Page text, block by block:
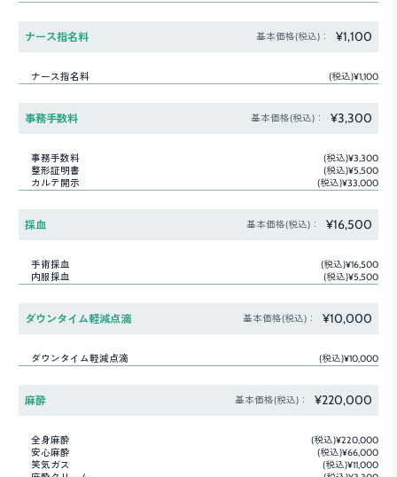
ナース指名料 基本価格(税込)： ¥1,100
ナース指名料 (税込)¥1,100
事務手数料 基本価格(税込)： ¥3,300
事務手数料
(税込)¥3,300
整形証明書
(税込)¥5,500
カルテ開示
(税込)¥33,000
採血 基本価格(税込)： ¥16,500
手術採血
(税込)¥16,500
内服採血
(税込)¥5,500
ダウンタイム軽減点滴 基本価格(税込)： ¥10,000
ダウンタイム軽減点滴 (税込)¥10,000
麻酔 基本価格(税込)： ¥220,000
全身麻酔
(税込)¥220,000
安心麻酔
(税込)¥66,000
笑気ガス
(税込)¥11,000